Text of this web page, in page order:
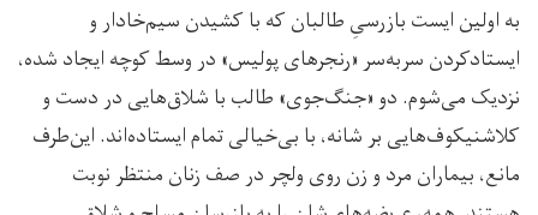
به اولین ایست بازرسیِ طالبان که با کشیدن سیم‌خادار و
ایستادکردن سربه‌سر «رنجرهای پولیس» در وسط کوچه ایجاد شده،
نزدیک می‌شوم. دو «جنگ‌جوی» طالب با شلاق‌هایی در دست و
کلاشنیکوف‌هایی بر شانه، با بی‌خیالی تمام ایستاده‌اند. این‌طرف
مانع، بیماران مرد و زن روی ولچر در صف زنان منتظر نوبت